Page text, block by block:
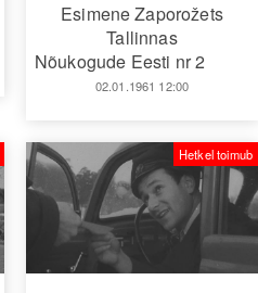
Esimene Zaporožets
Tallinnas
Nõukogude Eesti nr 2
02.01.1961 12:00
Hetkel toimub